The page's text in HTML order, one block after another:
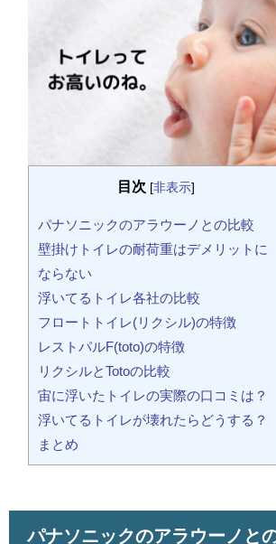
目次 [非表示]
パナソニックのアラウーノとの比較
壁掛けトイレの耐荷重はデメリットに
ならない
浮いてるトイレ各社の比較
フロートトイレ(リクシル)の特徴
レストパルF(toto)の特徴
リクシルとTotoの比較
宙に浮いたトイレの実際の口コミは？
浮いてるトイレが壊れたらどうする？
まとめ
パナソニックのアラウーノと